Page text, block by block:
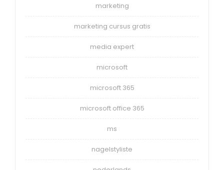
marketing
marketing cursus gratis
media expert
microsoft
microsoft 365
microsoft office 365
ms
nagelstyliste